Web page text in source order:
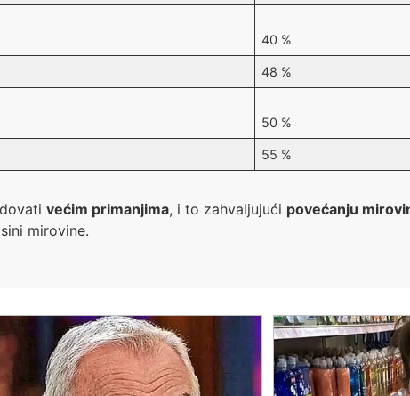
40 %
48 %
50 %
55 %
većim primanjima, i to zahvaljujući povećanju
mirovine.